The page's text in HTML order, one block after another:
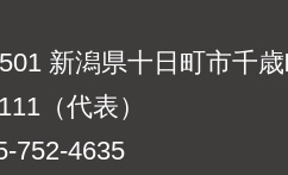
新潟県十日町市千
（代表）
752-4635